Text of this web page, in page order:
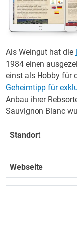
Als Weingut hat die
1984 einen
einst als Hobby für
Geheimtipp für
Anbau ihrer
Sauvignon Blanc
Standort
Webseite